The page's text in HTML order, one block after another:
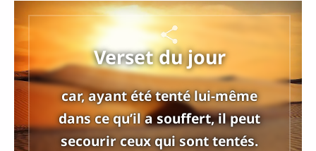
Verset du jour
car, ayant été tenté lui-même
dans ce qu’il a souffert, il peut
secourir ceux qui sont tentés.